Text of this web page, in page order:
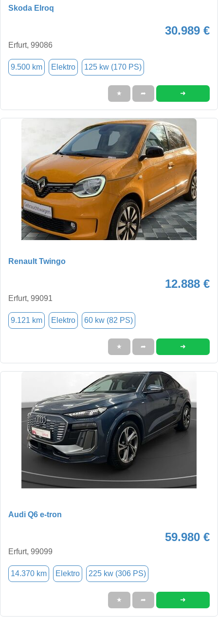
Skoda Elroq
30.989 €
Erfurt, 99086
9.500 km Elektro 125 kw (170 PS)
★ ➦ ➜
Renault Twingo
12.888 €
Erfurt, 99091
9.121 km Elektro 60 kw (82 PS)
★ ➦ ➜
Audi Q6 e-tron
59.980 €
Erfurt, 99099
14.370 km Elektro 225 kw (306 PS)
★ ➦ ➜